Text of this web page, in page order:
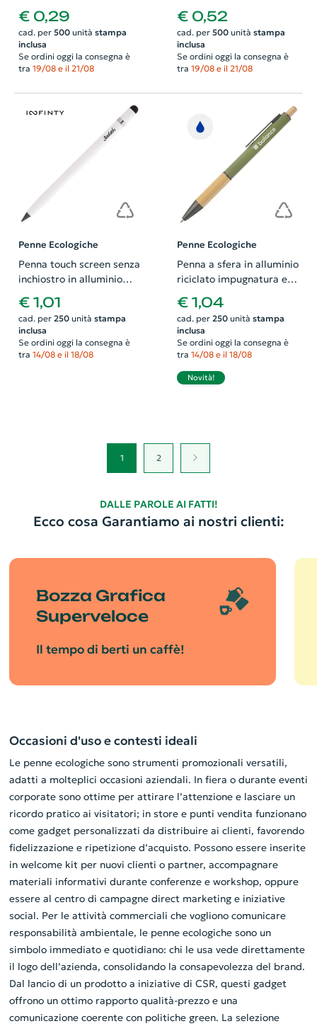
colori con meccanismo a
scatto e refill blu
€ 0,29
cad. per 500unità stampa
inclusa
Se ordini oggi la consegna è
tra 19/08 e il 21/08
grano e bambù e parti e
clip in metallo con refill
blu
€ 0,52
cad. per 500unità stampa
inclusa
Se ordini oggi la consegna è
tra 19/08 e il 21/08
Penne Ecologiche
Penna touch screen senza
inchiostro in alluminio
riciclato cancellabile
compresa gomma
€ 1,01
cad. per 250unità stampa
inclusa
Se ordini oggi la consegna è
tra 14/08 e il 18/08
Penne Ecologiche
Penna a sfera in alluminio
riciclato impugnatura e
pulsante in bambù corpo
gommato e parti con
finitura color canna di
fucile con refill blu
€ 1,04
cad. per 250unità stampa
inclusa
Se ordini oggi la consegna è
tra 14/08 e il 18/08
Novità!
1 2
DALLE PAROLE AI FATTI!
Ecco cosa Garantiamo ai nostri clienti:
Bozza Grafica
Superveloce
Il tempo di berti un caffè!
Occasioni d'uso e contesti ideali
Le penne ecologiche sono strumenti promozionali versatili,
adatti a molteplici occasioni aziendali. In fiera o durante eventi
corporate sono ottime per attirare l’attenzione e lasciare un
ricordo pratico ai visitatori; in store e punti vendita funzionano
come gadget personalizzati da distribuire ai clienti, favorendo
fidelizzazione e ripetizione d’acquisto. Possono essere inserite
in welcome kit per nuovi clienti o partner, accompagnare
materiali informativi durante conferenze e workshop, oppure
essere al centro di campagne direct marketing e iniziative
social. Per le attività commerciali che vogliono comunicare
responsabilità ambientale, le penne ecologiche sono un
simbolo immediato e quotidiano: chi le usa vede direttamente
il logo dell’azienda, consolidando la consapevolezza del brand.
Dal lancio di un prodotto a iniziative di CSR, questi gadget
offrono un ottimo rapporto qualità-prezzo e una
comunicazione coerente con politiche green. La selezione